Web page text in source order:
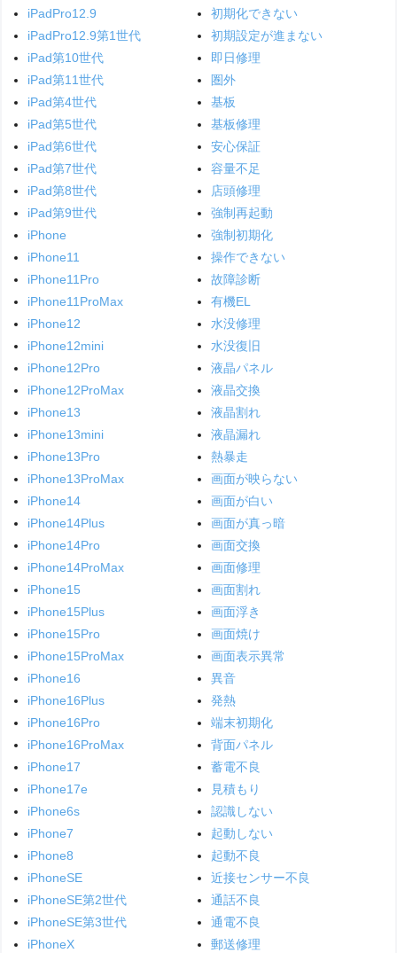
iPadPro12.9
iPadPro12.9第1世代
iPad第10世代
iPad第11世代
iPad第4世代
iPad第5世代
iPad第6世代
iPad第7世代
iPad第8世代
iPad第9世代
iPhone
iPhone11
iPhone11Pro
iPhone11ProMax
iPhone12
iPhone12mini
iPhone12Pro
iPhone12ProMax
iPhone13
iPhone13mini
iPhone13Pro
iPhone13ProMax
iPhone14
iPhone14Plus
iPhone14Pro
iPhone14ProMax
iPhone15
iPhone15Plus
iPhone15Pro
iPhone15ProMax
iPhone16
iPhone16Plus
iPhone16Pro
iPhone16ProMax
iPhone17
iPhone17e
iPhone6s
iPhone7
iPhone8
iPhoneSE
iPhoneSE第2世代
iPhoneSE第3世代
iPhoneX
初期化できない
初期設定が進まない
即日修理
圏外
基板
基板修理
安心保証
容量不足
店頭修理
強制再起動
強制初期化
操作できない
故障診断
有機EL
水没修理
水没復旧
液晶パネル
液晶交換
液晶割れ
液晶漏れ
熱暴走
画面が映らない
画面が白い
画面が真っ暗
画面交換
画面修理
画面割れ
画面浮き
画面焼け
画面表示異常
異音
発熱
端末初期化
背面パネル
蓄電不良
見積もり
認識しない
起動しない
起動不良
近接センサー不良
通話不良
通電不良
郵送修理